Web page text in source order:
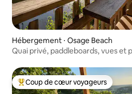
Hébergement ⋅ Osage Beach
Quai privé, paddleboards, vues et
Coups de cœur voyageurs les plus
Coup de cœur voyageurs